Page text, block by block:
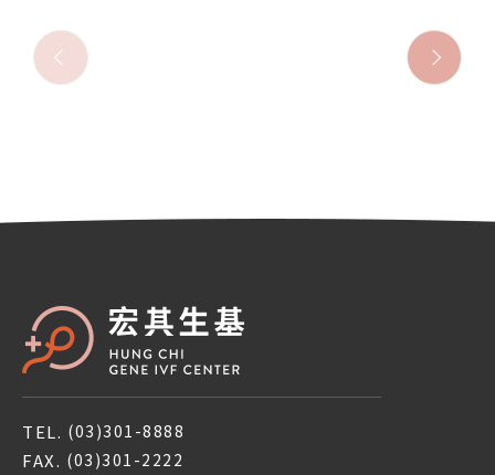
TEL. (03)301-8888
FAX. (03)301-2222